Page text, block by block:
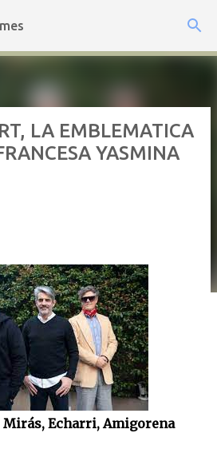
principal
LA EMBLEMATICA
YASMINA
Mirás, Echarri, Amigorena